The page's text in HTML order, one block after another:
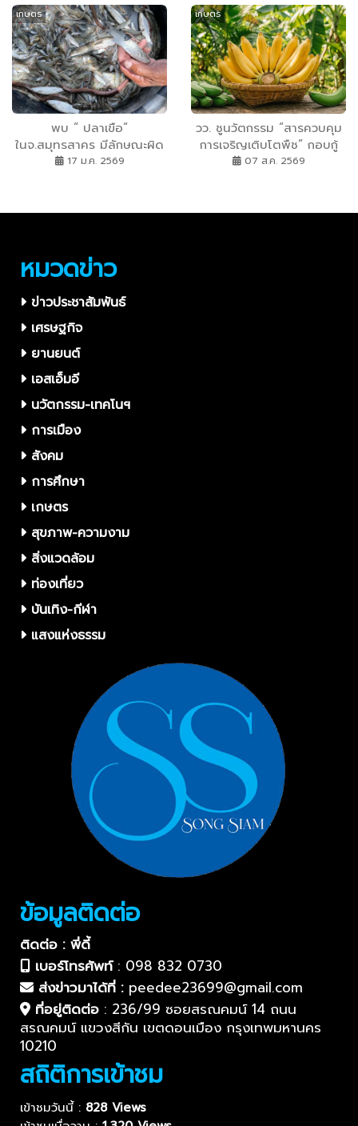
Summer Life วันที่ 1 - 2
มี.ค.
เกษตร
พบ “ ปลาเขือ“
ในจ.สมุทรสาคร มีลักษณะผิด
ปกติเหมือนกับ ”ปลากระบอก”
17 ม.ค. 2569
เกษตร
วว. ชูนวัตกรรม “สารควบคุม
การเจริญเติบโตพืช” กอบกู้
สวนกล้วยหอม แก้ปัญหาต้น
เกษตรกรไทย 20–25%
07 ส.ค. 2569
หมวดข่าว
ข่าวประชาสัมพันธ์
เศรษฐกิจ
ยานยนต์
เอสเอ็มอี
นวัตกรรม-เทคโนฯ
การเมือง
สังคม
การศึกษา
เกษตร
สุขภาพ-ความงาม
สิ่งแวดล้อม
ท่องเที่ยว
บันเทิง-กีฬา
แสงแห่งธรรม
ข้อมูลติดต่อ
ติดต่อ : พี่ดี้
เบอร์โทรศัพท์: 098 832 0730
ส่งข่าวมาได้ที่ : peedee23699@gmail.com
ที่อยู่ติดต่อ : 236/99 ซอยสรณคมน์ 14 ถนน
สรณคมน์ แขวงสีกัน เขตดอนเมือง กรุงเทพมหานคร
10210
สถิติการเข้าชม
เข้าชมวันนี้ : 828 Views